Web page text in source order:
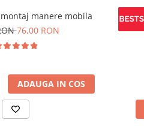
manere mobila
76,00 RON
ADAUGA IN COS